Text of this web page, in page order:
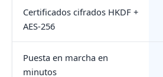
Certificados cifrados HKDF +
AES-256
Puesta en marcha en
minutos